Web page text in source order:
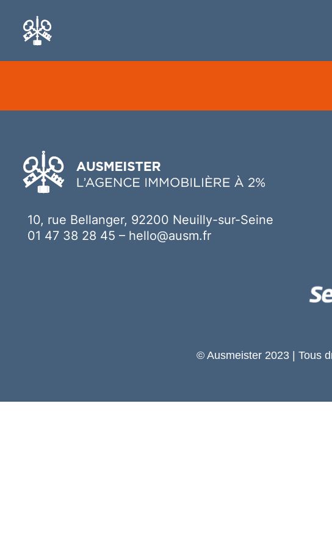
10, rue Bellanger, 92200 Neuilly-sur-Seine
01 47 38 28 45 – hello@ausm.fr
© Ausmeister 2023 | Tous